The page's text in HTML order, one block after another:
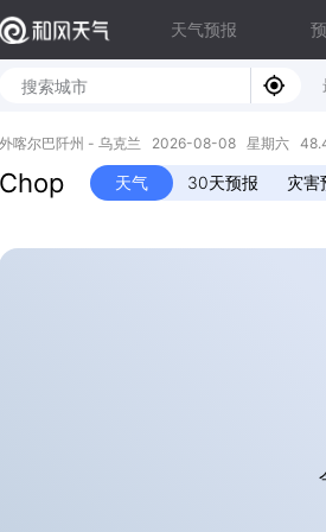
天气预报
外喀尔巴阡州 - 乌克兰 2026-08-08 星期六
Chop 天气 30天预报 灾害